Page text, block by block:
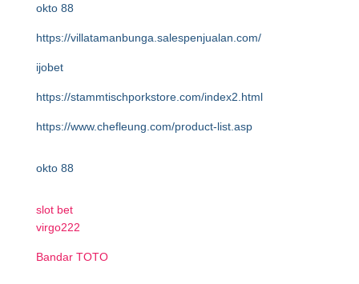
okto 88
https://villatamanbunga.salespenjualan.com/
ijobet
https://stammtischporkstore.com/index2.html
https://www.chefleung.com/product-list.asp
okto 88
slot bet
virgo222
Bandar TOTO